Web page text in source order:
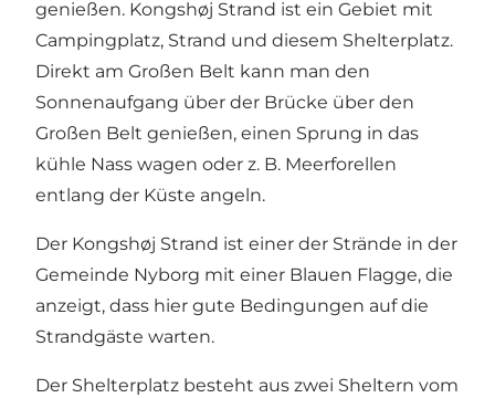
genießen. Kongshøj Strand ist ein Gebiet mit
Campingplatz, Strand und diesem Shelterplatz.
Direkt am Großen Belt kann man den
Sonnenaufgang über der Brücke über den
Großen Belt genießen, einen Sprung in das
kühle Nass wagen oder z. B. Meerforellen
entlang der Küste angeln.
Der Kongshøj Strand ist einer der Strände in der
Gemeinde Nyborg mit einer Blauen Flagge, die
anzeigt, dass hier gute Bedingungen auf die
Strandgäste warten.
Der Shelterplatz besteht aus zwei Sheltern vom